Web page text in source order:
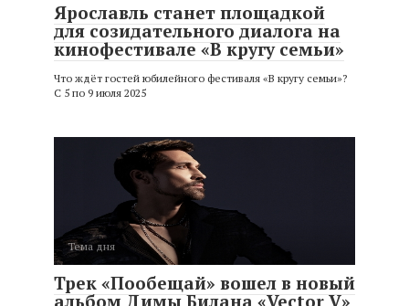
Ярославль станет площадкой
для созидательного диалога на
кинофестивале «В кругу семьи»
Что ждёт гостей юбилейного фестиваля «В кругу семьи»?
С 5 по 9 июля 2025
Тема дня
Трек «Пообещай» вошел в новый
альбом Димы Билана «Vector V»